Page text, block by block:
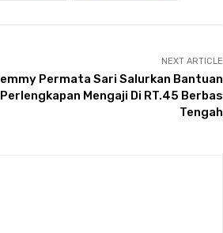
NEXT ARTICLE
Permata Sari Salurkan Bantuan
Perlengkapan Mengaji Di RT.45 Berbas
Tengah